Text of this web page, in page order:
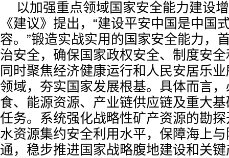
以加强重点领域国家安全能力建设
《建议》提出，“建设平安中国是中国
容。”锻造实战实用的国家安全能力，
治安全，确保国家政权安全、制度安
同时聚焦经济健康运行和人民安居乐
领域，夯实国家发展根基。具体而言
食、能源资源、产业链供应链及重大
任务。系统强化战略性矿产资源的勘
水资源集约安全利用水平，保障海上
通，稳步推进国家战略腹地建设和关